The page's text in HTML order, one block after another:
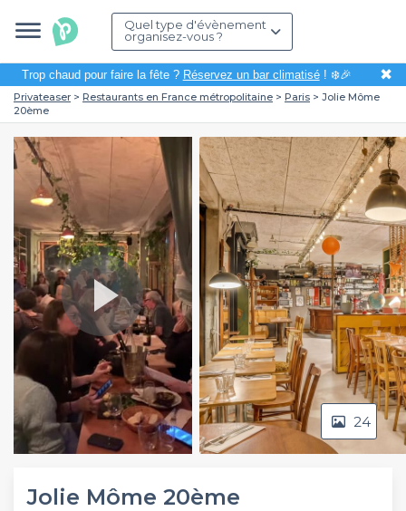
Quel type d'évènement
organisez-vous ?
Trop chaud pour faire la fête ? Réservez un bar climatisé! ❄️🎉 ✖
Privateaser Restaurants en France métropolitaine Paris
Jolie Môme
20ème
Play
Video
24
Jolie Môme 20ème